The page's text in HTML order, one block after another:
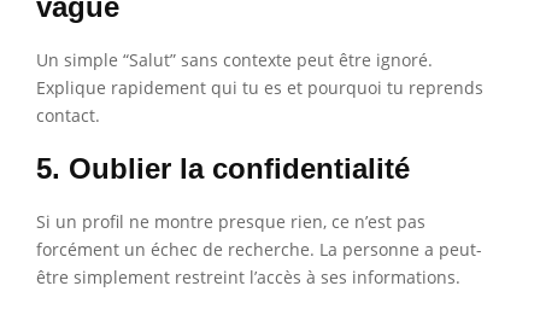
vague
Un simple “Salut” sans contexte peut être ignoré.
Explique rapidement qui tu es et pourquoi tu reprends
contact.
5. Oublier la confidentialité
Si un profil ne montre presque rien, ce n’est pas
forcément un échec de recherche. La personne a peut-
être simplement restreint l’accès à ses informations.